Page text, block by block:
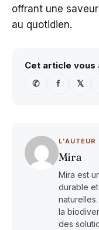
offrant une
au quotidien.
Cet article vous
✆
f 𝕏
L'AUTEUR
Mira
Mira est
durable
la
des